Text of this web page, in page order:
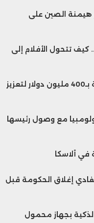
هيمنة الصين على
كيف تتحول الأفلام إلى
الجيش الأميركي يقترب من صفقة بـ400 مليون دولار لتعزيز
مع وصول رئيسها
إغلاق الحكومة قبل
بجهاز محمول